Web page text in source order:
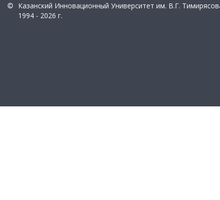
©
Казанский Инновационный Университет им. В.Г.
1994 - 2026 г.